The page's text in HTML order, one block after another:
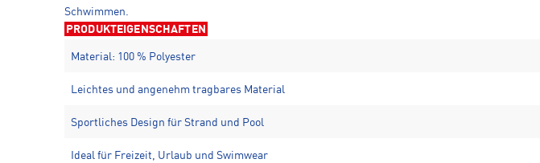
Schwimmen.
PRODUKTEIGENSCHAFTEN
Material: 100 % Polyester
Leichtes und angenehm tragbares Material
Sportliches Design für Strand und Pool
Ideal für Freizeit, Urlaub und Swimwear